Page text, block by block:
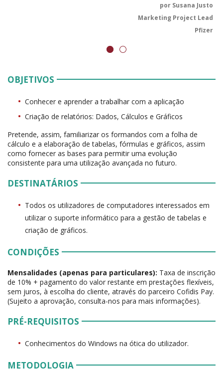
por Susana Justo
Marketing Project Lead
Pfizer
OBJETIVOS
Conhecer e aprender a trabalhar com a aplicação
Criação de relatórios: Dados, Cálculos e Gráficos
Pretende, assim, familiarizar os formandos com a folha de
cálculo e a elaboração de tabelas, fórmulas e gráficos, assim
como fornecer as bases para permitir uma evolução
consistente para uma utilização avançada no futuro.
DESTINATÁRIOS
Todos os utilizadores de computadores interessados em
utilizar o suporte informático para a gestão de tabelas e
criação de gráficos.
CONDIÇÕES
Mensalidades (apenas para particulares): Taxa de inscrição
de 10% + pagamento do valor restante em prestações flexíveis,
sem juros, à escolha do cliente, através do parceiro Cofidis Pay.
(Sujeito a aprovação, consulta-nos para mais informações).
PRÉ-REQUISITOS
Conhecimentos do Windows na ótica do utilizador.
METODOLOGIA